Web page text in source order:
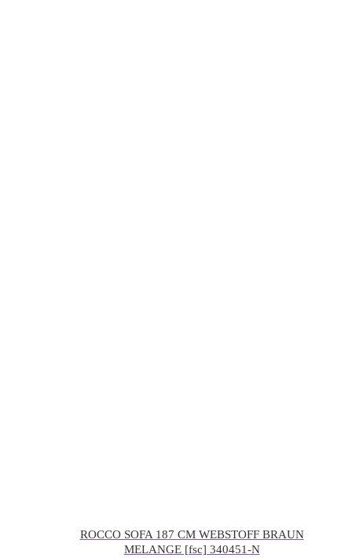
ROCCO SOFA 187 CM WEBSTOFF BRAUN
MELANGE [fsc] 340451-N